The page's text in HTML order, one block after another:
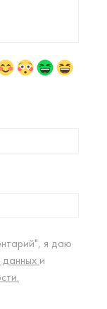
я даю
данных и